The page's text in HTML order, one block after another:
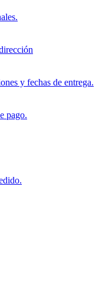
y fechas de entrega.
pago.